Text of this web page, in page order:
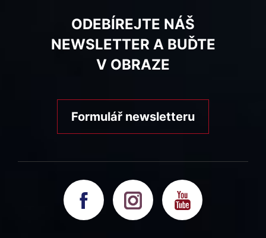
ODEBÍREJTE NÁŠ
NEWSLETTER A BUĎTE
V OBRAZE
Formulář newsletteru